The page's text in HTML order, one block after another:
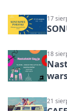
17
18
21